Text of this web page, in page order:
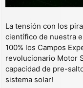
La tensión con los
científico de nuestra
100% los Campos
revolucionario Motor
capacidad de pre-
sistema solar!